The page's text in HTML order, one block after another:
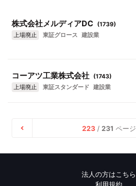
株式会社メルディアDC (1739)
上場廃止
東証グロース 建設業
コーアツ工業株式会社 (1743)
上場廃止
東証スタンダード 建設業
223/ 231 ページ
法人の方はこちら
利用規約